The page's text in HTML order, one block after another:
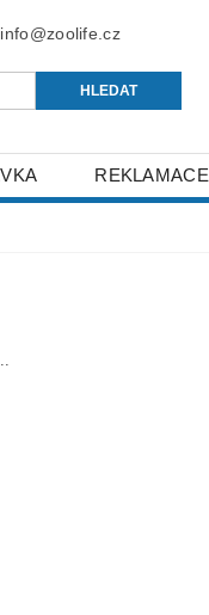
info@zoolife.cz
REKLAMACE